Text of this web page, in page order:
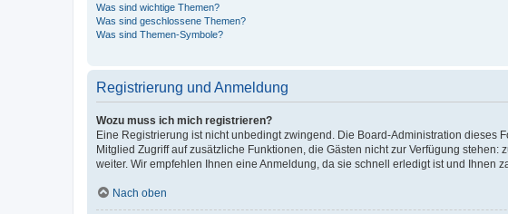
Was sind wichtige Themen?
Was sind geschlossene Themen?
Was sind Themen-Symbole?
Registrierung und Anmeldung
Wozu muss ich mich registrieren?
Eine Registrierung ist nicht unbedingt zwingend. Die Board-Administration dieses
Mitglied Zugriff auf zusätzliche Funktionen, die Gästen nicht zur Verfügung
weiter. Wir empfehlen Ihnen eine Anmeldung, da sie schnell erledigt ist und Ihnen
Nach oben